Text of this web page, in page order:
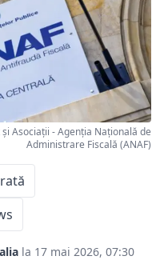
și Asociații - Agenția Națională de
Administrare Fiscală (ANAF)
la 17 mai 2026, 07:30